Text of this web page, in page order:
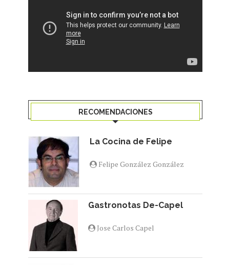
RECOMENDACIONES
La Cocina de Felipe
Felipe González González
Gastronotas De-Capel
Jose Carlos Capel